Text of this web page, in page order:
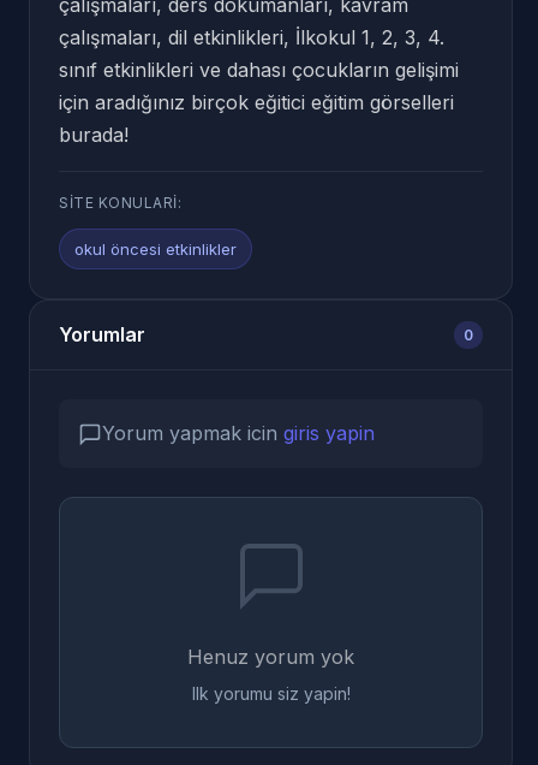
çalışmaları, ders dokümanları, kavram
çalışmaları, dil etkinlikleri, İlkokul 1, 2, 3, 4.
sınıf etkinlikleri ve dahası çocukların gelişimi
için aradığınız birçok eğitici eğitim görselleri
burada!
SITE KONULARI:
okul öncesi etkinlikler
Yorumlar 0
Yorum yapmak icin giris yapin
Henuz yorum yok
Ilk yorumu siz yapin!